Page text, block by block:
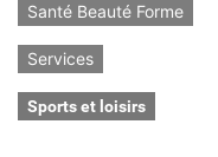
Santé Beauté Forme
Services
Sports et loisirs